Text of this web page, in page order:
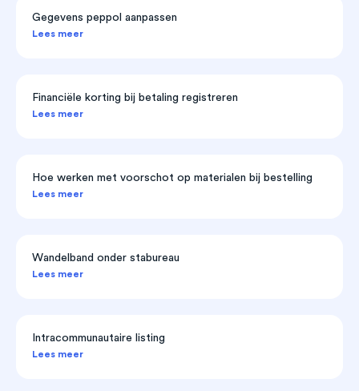
Gegevens peppol aanpassen
Lees meer
Financiële korting bij betaling registreren
Lees meer
Hoe werken met voorschot op materialen bij bestelling
Lees meer
Wandelband onder stabureau
Lees meer
Intracommunautaire listing
Lees meer